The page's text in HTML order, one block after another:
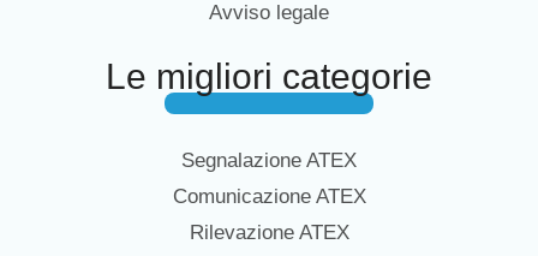
Avviso legale
Le migliori categorie
Segnalazione ATEX
Comunicazione ATEX
Rilevazione ATEX